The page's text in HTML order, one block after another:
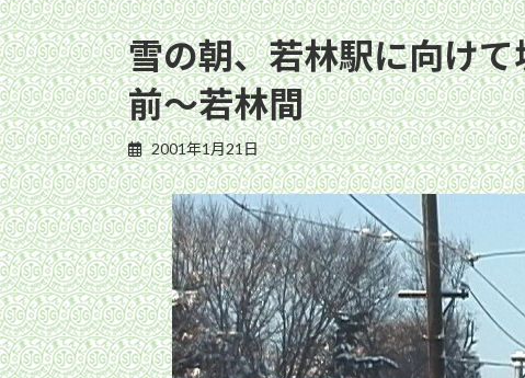
雪の朝、若林駅に向け
前〜若林間
2001年1月21日